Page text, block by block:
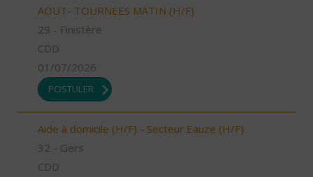
AOUT- TOURNEES MATIN (H/F)
29 - Finistère
CDD
01/07/2026
POSTULER
Aide à domicile (H/F) - Secteur Eauze (H/F)
32 - Gers
CDD